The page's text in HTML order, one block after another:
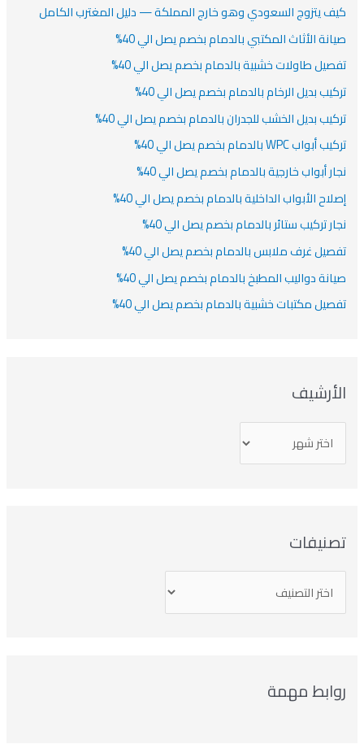
ن
:
كيف يتزوج السعودي وهو خارج المملكة — دليل المغترب الكامل
صيانة الأثاث المكتبي بالدمام بخصم يصل الي 40%
تفصيل طاولات خشبية بالدمام بخصم يصل الي 40%
تركيب بديل الرخام بالدمام بخصم يصل الي 40%
تركيب بديل الخشب للجدران بالدمام بخصم يصل الي 40%
تركيب أبواب WPC بالدمام بخصم يصل الي 40%
نجار أبواب خارجية بالدمام بخصم يصل الي 40%
إصلاح الأبواب الداخلية بالدمام بخصم يصل الي 40%
نجار تركيب ستائر بالدمام بخصم يصل الي 40%
تفصيل غرف ملابس بالدمام بخصم يصل الي 40%
صيانة دواليب المطبخ بالدمام بخصم يصل الي 40%
تفصيل مكتبات خشبية بالدمام بخصم يصل الي 40%
الأرشيف
تصنيفات
روابط مهمة